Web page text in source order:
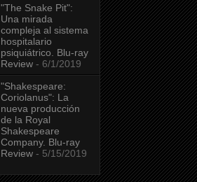
"The Snake Pit":
Una mirada
compleja al sistema
hospitalario
psiquiátrico. Blu-ray
Review - 6/1/2019
"Shakespeare:
Coriolanus": La
nueva producción
de la Royal
Shakespeare
Company. Blu-ray
Review - 5/15/2019